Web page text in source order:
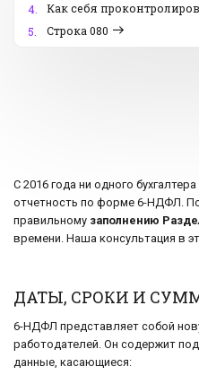
4.
Как себя
5.
Строка 080
С 2016 года ни одного
отчетность по форме 6-НДФЛ.
правильному заполнению
времени. Наша консультация в
ДАТЫ, СРОКИ И
6-НДФЛ представляет собой
работодателей. Он содержит
данные, касающиеся: